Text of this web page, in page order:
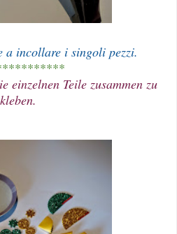
a incollare i singoli pezzi.
einzelnen Teile zusammen zu
kleben.